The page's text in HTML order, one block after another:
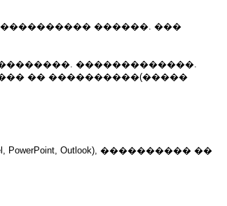
������. ���
�������������.
�� ����������(�����
PowerPoint, Outlook), ���������� ��